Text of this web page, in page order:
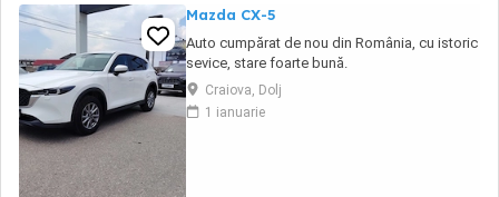
Mazda CX-5
Auto cumpărat de nou din România, cu istoric
sevice, stare foarte bună.
Craiova, Dolj
1 ianuarie